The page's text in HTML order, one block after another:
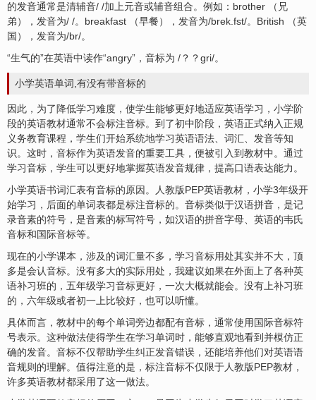
的发音通常是清辅音/ /加上元音或辅音组合。例如：brother （兄
弟），发音为/ /。breakfast （早餐），发音为/brek.fst/。British （英
国），发音为/br/。
“生气的”在英语中读作“angry”，音标为 /？？ɡri/。
小学英语单词,有没有带音标的
因此，为了降低学习难度，使学生能够更好地适应英语学习，小学阶
段的英语教材通常不会标注音标。到了初中阶段，英语正式纳入正规
义务教育课程，学生们开始系统地学习英语语法、词汇、发音等知
识。这时，音标作为英语发音的重要工具，便被引入到教材中。通过
学习音标，学生可以更好地掌握英语发音规律，提高口语表达能力。
小学英语书词汇表有音标的原因。人教版PEP英语教材，小学3年级开
始学习，后面的单词表都是标注音标的。音标类似于汉语拼音，是记
录音素的符号，是音素的标写符号，如汉语的拼音字母、英语的韦氏
音标和国际音标等。
现在的小学课本，涉及的词汇量不多，学习音标用处其实并不大，顶
多是会认音标。没有多大的实际用处，我建议如果在外面上了各种英
语补习班的，五年级学习音标更好，一次大概就能会。没有上补习班
的，六年级或者初一上比较好，也可以听懂。
具体而言，教材中的每个单词旁边都配有音标，通常使用国际音标符
号表示。这种做法使得学生在学习单词时，能够直观地看到并模仿正
确的发音。音标不仅帮助学生纠正发音错误，还能培养他们对英语语
音规则的理解。值得注意的是，标注音标不仅限于人教版PEP教材，
许多英语教材都采用了这一做法。